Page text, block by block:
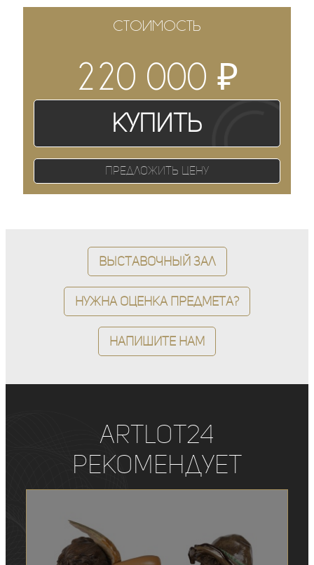
СТОИМОСТЬ
220 000 ₽
Купить
Предложить цену
Выставочный зал
Нужна оценка предмета?
Напишите нам
ArtLot24
рекомендует